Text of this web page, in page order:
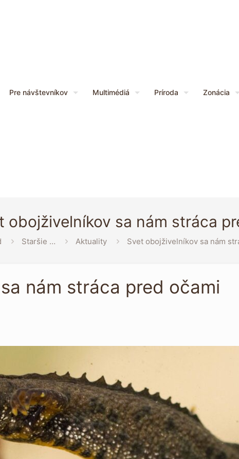
Pre návštevníkov Multimédiá Príroda Zonácia
obojživelníkov sa nám stráca
Staršie … Aktuality Svet obojživelníkov sa nám
nám stráca pred očami